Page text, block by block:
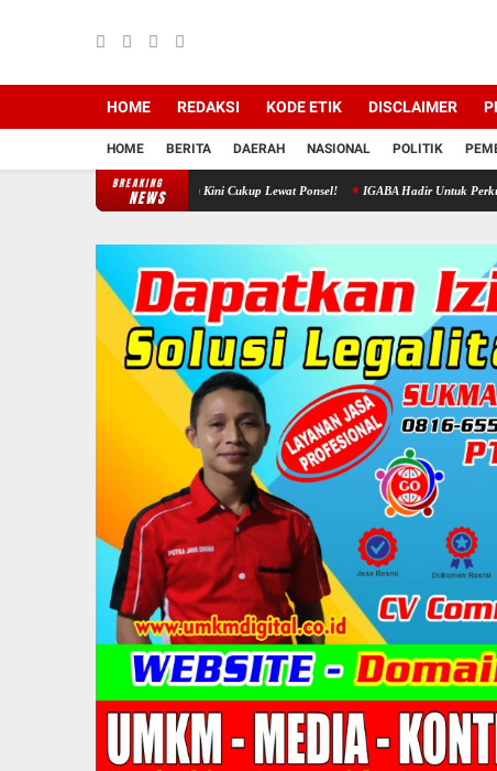
HOME REDAKSI KODE ETIK DISCLAIMER
HOME BERITA DAERAH NASIONAL POLITIK
BREAKING
NEWS
Rumah Ibadah Kini Cukup Lewat Ponsel! IGABA Hadir Untuk Perkuat Ekosistem